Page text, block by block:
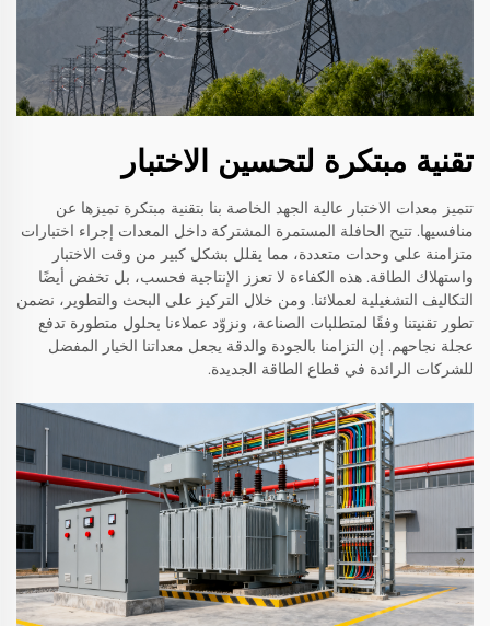
تقنية مبتكرة لتحسين الاختبار
تتميز معدات الاختبار عالية الجهد الخاصة بنا بتقنية مبتكرة تميزها عن
منافسيها. تتيح الحافلة المستمرة المشتركة داخل المعدات إجراء اختبارات
متزامنة على وحدات متعددة، مما يقلل بشكل كبير من وقت الاختبار
واستهلاك الطاقة. هذه الكفاءة لا تعزز الإنتاجية فحسب، بل تخفض أيضًا
التكاليف التشغيلية لعملائنا. ومن خلال التركيز على البحث والتطوير، نضمن
تطور تقنيتنا وفقًا لمتطلبات الصناعة، ونزوّد عملاءنا بحلول متطورة تدفع
عجلة نجاحهم. إن التزامنا بالجودة والدقة يجعل معداتنا الخيار المفضل
للشركات الرائدة في قطاع الطاقة الجديدة.